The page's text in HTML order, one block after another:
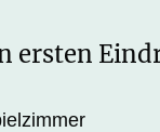
ersten